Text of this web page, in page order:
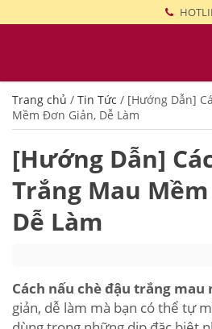
Trang chủ / Tin Tức / [Hướng Dẫn]
Mềm Đơn Giản, Dễ Làm
[Hướng Dẫn]
Trắng Mau
Dễ Làm
Cách nấu chè đậu trắng mau
giản, dễ làm mà bạn có thể tự